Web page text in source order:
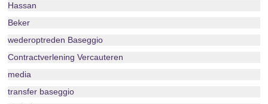
Hassan
Beker
wederoptreden Baseggio
Contractverlening Vercauteren
media
transfer baseggio